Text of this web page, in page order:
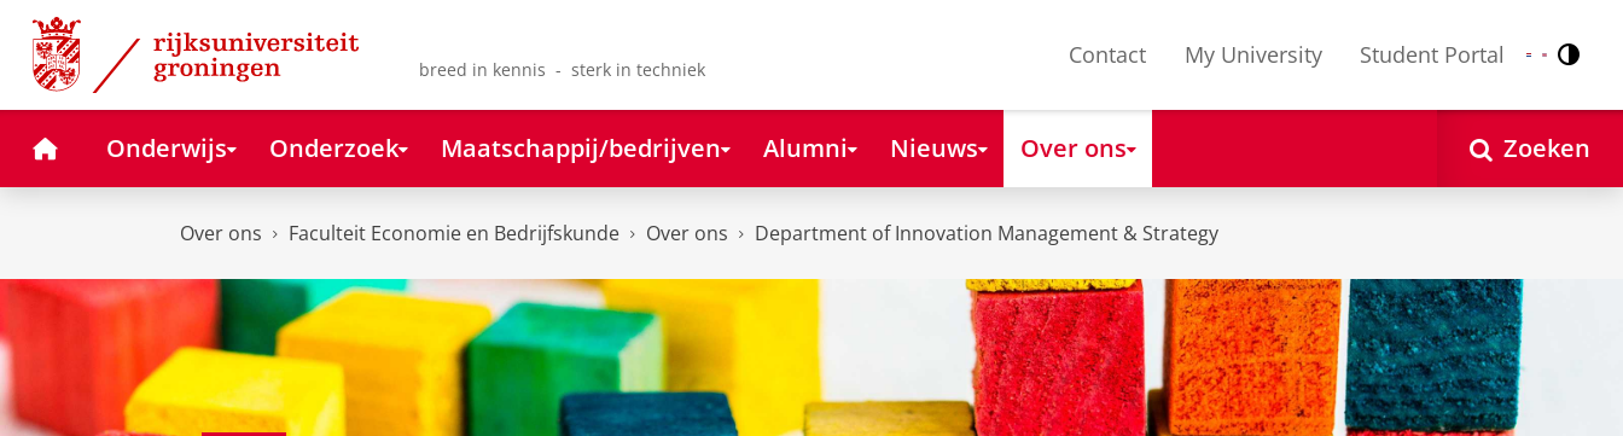
Skip
Content
Skip
Navigation
breed in kennis - sterk in techniek
Contact My University Student Portal Nederlands
English
HomeOnderwijs Onderzoek Maatschappij/bedrijven Alumni Nieuws Over ons Zoeken
Over ons Faculteit Economie en Bedrijfskunde Over ons Department of Innovation Management & Strategy